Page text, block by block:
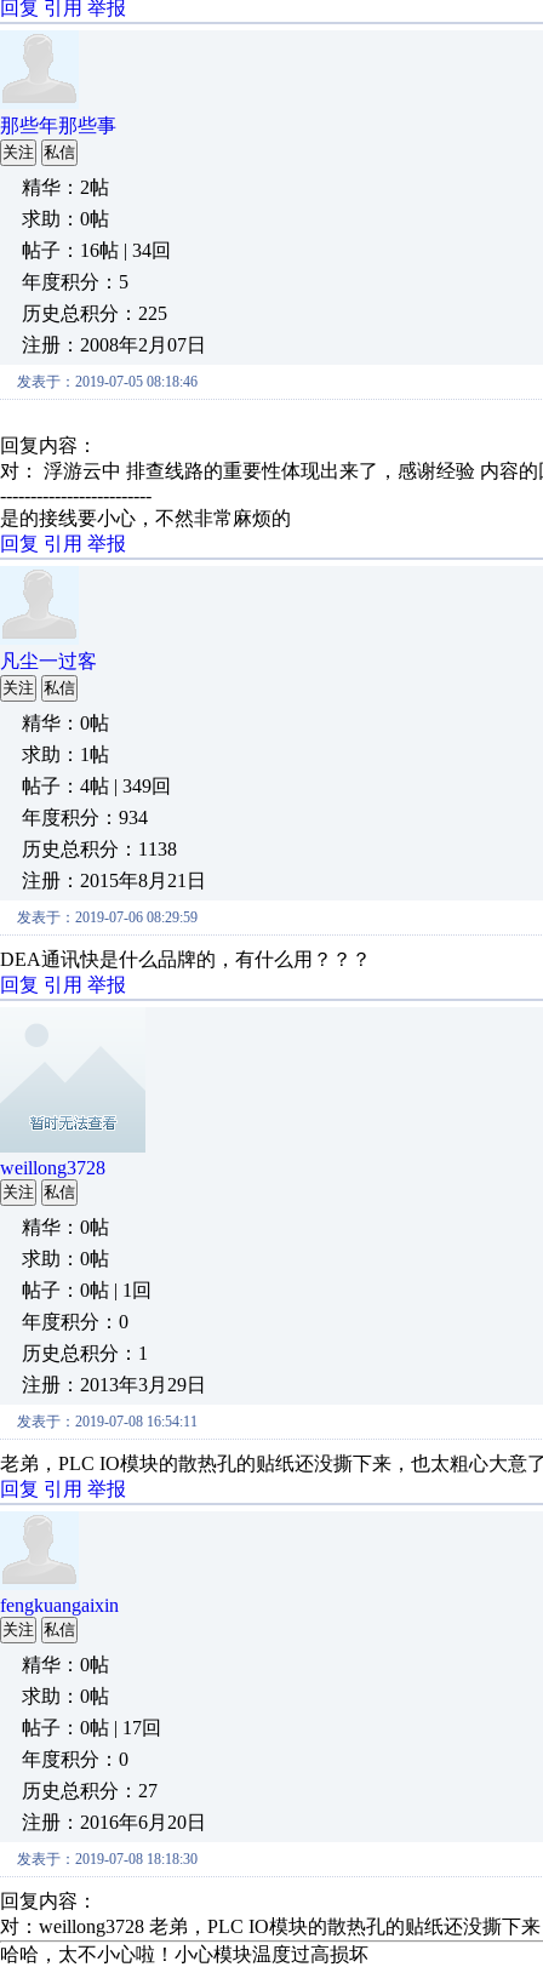
回复 引用 举报
那些年那些事
关注 私信
精华：2帖
求助：0帖
帖子：16帖 | 34回
年度积分：5
历史总积分：225
注册：2008年2月07日
发表于：2019-07-05 08:18:46
回复内容：
对： 浮游云中 排查线路的重要性体现出来了，感谢经验 内容
-------------------------
是的接线要小心，不然非常麻烦的
回复 引用 举报
凡尘一过客
关注 私信
精华：0帖
求助：1帖
帖子：4帖 | 349回
年度积分：934
历史总积分：1138
注册：2015年8月21日
发表于：2019-07-06 08:29:59
DEA通讯快是什么品牌的，有什么用？？？
回复 引用 举报
weillong3728
关注 私信
精华：0帖
求助：0帖
帖子：0帖 | 1回
年度积分：0
历史总积分：1
注册：2013年3月29日
发表于：2019-07-08 16:54:11
老弟，PLC IO模块的散热孔的贴纸还没撕下来，也太粗心大意
回复 引用 举报
fengkuangaixin
关注 私信
精华：0帖
求助：0帖
帖子：0帖 | 17回
年度积分：0
历史总积分：27
注册：2016年6月20日
发表于：2019-07-08 18:18:30
回复内容：
对：weillong3728 老弟，PLC IO模块的散热孔的贴纸还没撕
哈哈，太不小心啦！小心模块温度过高损坏